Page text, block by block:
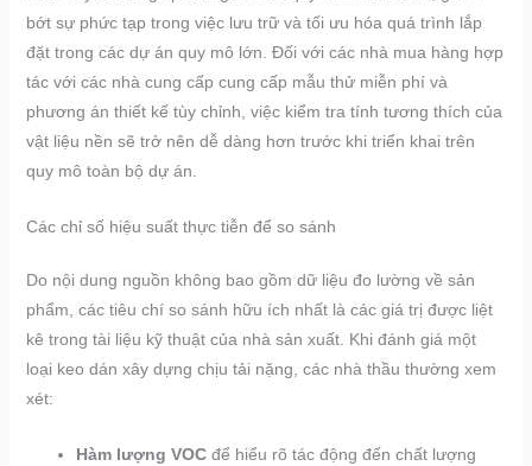
bớt sự phức tạp trong việc lưu trữ và tối ưu hóa quá trình lắp
đặt trong các dự án quy mô lớn. Đối với các nhà mua hàng hợp
tác với các nhà cung cấp cung cấp mẫu thử miễn phí và
phương án thiết kế tùy chỉnh, việc kiểm tra tính tương thích của
vật liệu nền sẽ trở nên dễ dàng hơn trước khi triển khai trên
quy mô toàn bộ dự án.
Các chỉ số hiệu suất thực tiễn để so sánh
Do nội dung nguồn không bao gồm dữ liệu đo lường về sản
phẩm, các tiêu chí so sánh hữu ích nhất là các giá trị được liệt
kê trong tài liệu kỹ thuật của nhà sản xuất. Khi đánh giá một
loại keo dán xây dựng chịu tải nặng, các nhà thầu thường xem
xét:
Hàm lượng VOCđể hiểu rõ tác động đến chất lượng